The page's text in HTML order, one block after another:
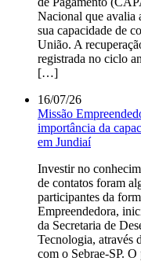
Nacional que avalia
sua capacidade de
União. A
registrada no ciclo
[…]
16/07/26
Missão
importância da
em Jundiaí
Investir no
de contatos foram
participantes da
Empreendedora,
da Secretaria de
Tecnologia, através
com o Sebrae-SP.